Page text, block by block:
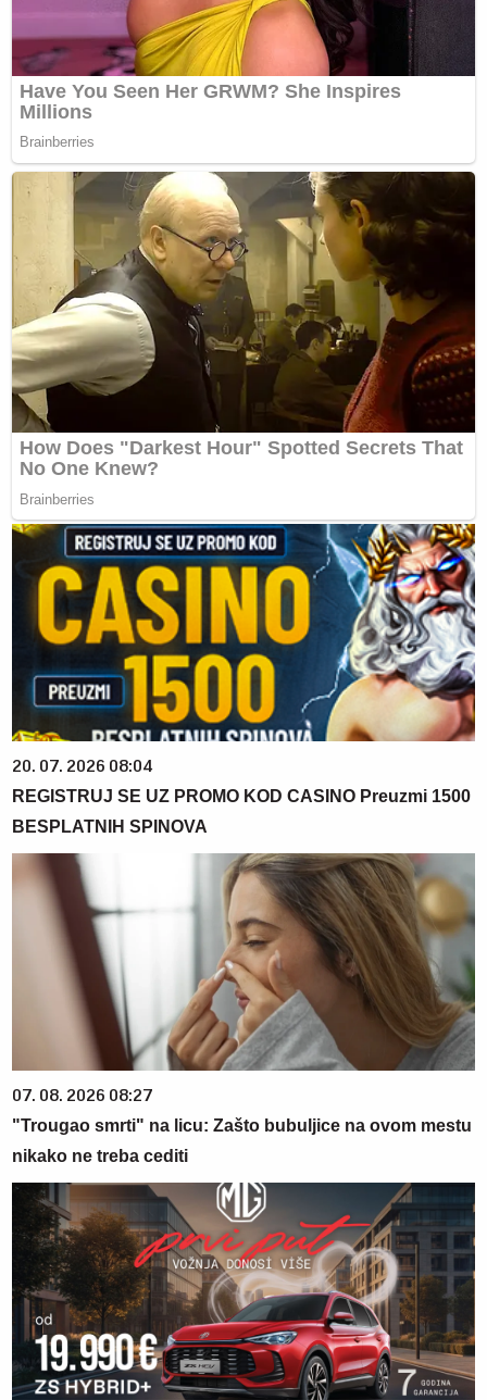
20. 07. 2026 08:04
REGISTRUJ SE UZ PROMO KOD CASINO Preuzmi 1500
BESPLATNIH SPINOVA
07. 08. 2026 08:27
"Trougao smrti" na licu: Zašto bubuljice na ovom mestu
nikako ne treba cediti